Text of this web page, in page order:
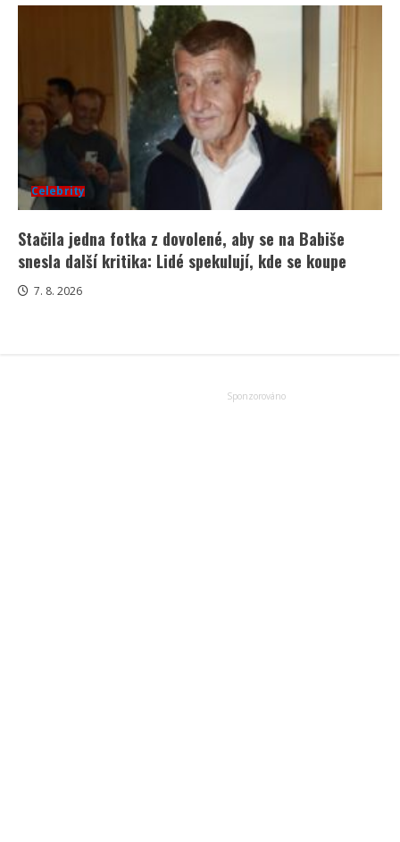
Celebrity
Stačila jedna fotka z dovolené, aby se na Babiše
snesla další kritika: Lidé spekulují, kde se koupe
7. 8. 2026